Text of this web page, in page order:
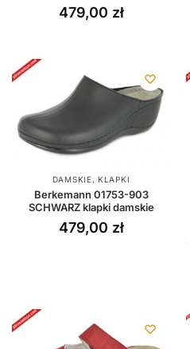
479,00 zł
DAMSKIE, KLAPKI
Berkemann 01753-903
SCHWARZ klapki damskie
479,00 zł